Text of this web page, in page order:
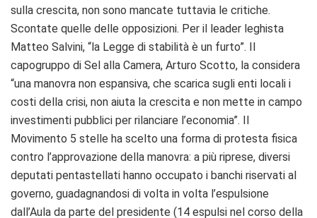
sulla crescita, non sono mancate tuttavia le critiche.
Scontate quelle delle opposizioni. Per il leader leghista
Matteo Salvini, “la Legge di stabilità è un furto”. Il
capogruppo di Sel alla Camera, Arturo Scotto, la considera
“una manovra non espansiva, che scarica sugli enti locali i
costi della crisi, non aiuta la crescita e non mette in campo
investimenti pubblici per rilanciare l’economia”. Il
Movimento 5 stelle ha scelto una forma di protesta fisica
contro l’approvazione della manovra: a più riprese, diversi
deputati pentastellati hanno occupato i banchi riservati al
governo, guadagnandosi di volta in volta l’espulsione
dall’Aula da parte del presidente (14 espulsi nel corso della